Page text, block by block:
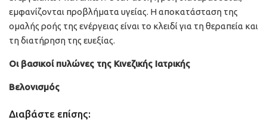
εμφανίζονται προβλήματα υγείας. Η αποκατάσταση της
ομαλής ροής της ενέργειας είναι το κλειδί για τη θεραπεία και
τη διατήρηση της ευεξίας.
Οι βασικοί πυλώνες της Κινεζικής Ιατρικής
Βελονισμός
Διαβάστε επίσης: